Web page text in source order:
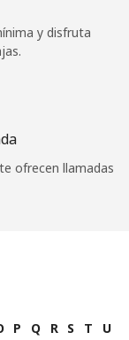
y disfruta
ofrecen llamadas
P Q R S T
U